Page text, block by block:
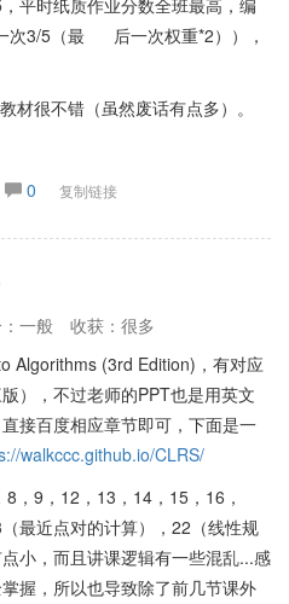
平时纸质作业分数全班最高，编
次3/5（最 后一次权重*2）），
材很不错（虽然废话有点多）。
0 复制链接
一般
收获：很多
Algorithms (3rd Edition)，有对应
），不过老师的PPT也是用英文
接百度相应章节即可，下面是一
walkccc.github.io/CLRS/
，9，12，13，14，15，16，
最近点对的计算），22（线性规
小，而且讲课逻辑有一些混乱...感
握，所以也导致除了前几节课外